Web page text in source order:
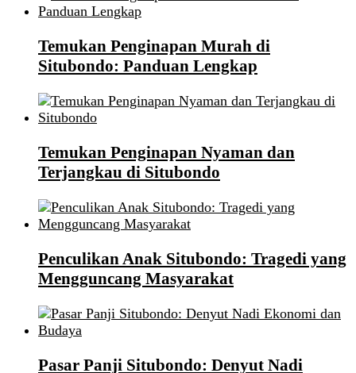
Temukan Penginapan Murah di
Situbondo: Panduan Lengkap
Temukan Penginapan Nyaman dan
Terjangkau di Situbondo
Penculikan Anak Situbondo: Tragedi yang
Mengguncang Masyarakat
Pasar Panji Situbondo: Denyut Nadi